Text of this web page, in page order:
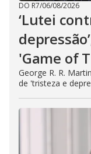
DO R7/06/08/2026
‘Lutei
'Game of
George R. R.
de 'tristeza e